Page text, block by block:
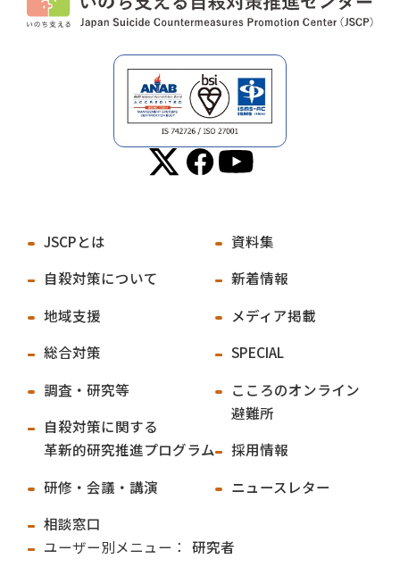
JSCPとは
自殺対策について
地域支援
総合対策
調査・研究等
自殺対策に関する
革新的研究推進プログラム
研修・会議・講演
相談窓口
資料集
新着情報
メディア掲載
SPECIAL
こころのオンライン
避難所
採用情報
ニュースレター
ユーザー別メニュー： 研究者